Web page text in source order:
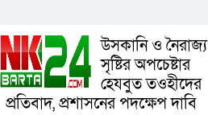
উসকানি ও নৈরাজ্য
সৃষ্টির অপচেষ্টার
হেযবুত তওহীদের
প্রতিবাদ, প্রশাসনের পদক্ষেপ দাবি